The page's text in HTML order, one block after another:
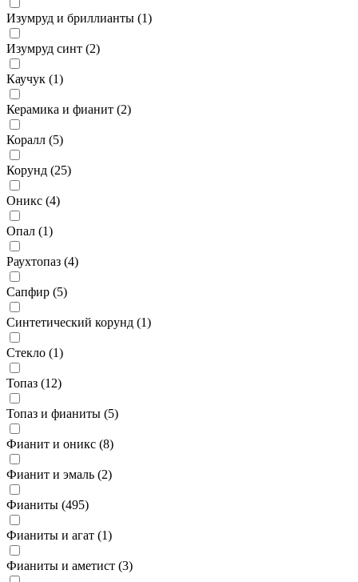
Изумруд и бриллианты (1)
Изумруд синт (2)
Каучук (1)
Керамика и фианит (2)
Коралл (5)
Корунд (25)
Оникс (4)
Опал (1)
Раухтопаз (4)
Сапфир (5)
Синтетический корунд (1)
Стекло (1)
Топаз (12)
Топаз и фианиты (5)
Фианит и оникс (8)
Фианит и эмаль (2)
Фианиты (495)
Фианиты и агат (1)
Фианиты и аметист (3)